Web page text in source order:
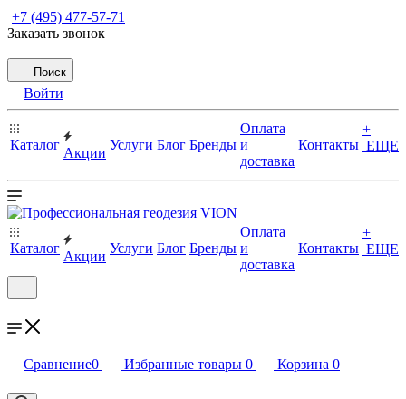
+7 (495) 477-57-71
Заказать звонок
Поиск
Войти
Каталог
Акции
Услуги Блог Бренды
Оплата
и
доставка
Контакты
+
ЕЩЕ
Каталог
Акции
Услуги Блог Бренды
Оплата
и
доставка
Контакты
+
ЕЩЕ
Сравнение0 Избранные товары 0 Корзина 0